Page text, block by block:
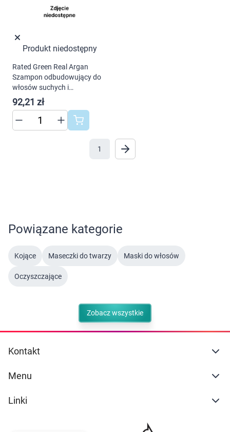
Produkt niedostępny
Rated Green Real Argan
Szampon odbudowujący do
włosów suchych i
zniszczonych 400 ml
92,21 zł
1
Powiązane kategorie
Kojące Maseczki do twarzy Maski do włosów
Oczyszczające
Zobacz wszystkie
Kontakt
Menu
Linki